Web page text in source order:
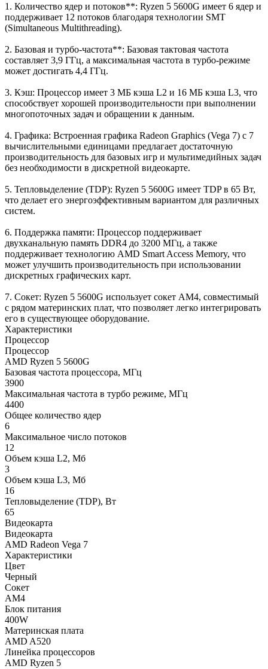
1. Количество ядер и потоков**: Ryzen 5 5600G имеет 6 ядер и
поддерживает 12 потоков благодаря технологии SMT
(Simultaneous Multithreading).
2. Базовая и турбо-частота**: Базовая тактовая частота
составляет 3,9 ГГц, а максимальная частота в турбо-режиме
может достигать 4,4 ГГц.
3. Кэш: Процессор имеет 3 МБ кэша L2 и 16 МБ кэша L3, что
способствует хорошей производительности при выполнении
многопоточных задач и обращении к данным.
4. Графика: Встроенная графика Radeon Graphics (Vega 7) с 7
вычислительными единицами предлагает достаточную
производительность для базовых игр и мультимедийных задач
без необходимости в дискретной видеокарте.
5. Тепловыделение (TDP): Ryzen 5 5600G имеет TDP в 65 Вт,
что делает его энергоэффективным вариантом для различных
систем.
6. Поддержка памяти: Процессор поддерживает
двухканальную память DDR4 до 3200 МГц, а также
поддерживает технологию AMD Smart Access Memory, что
может улучшить производительность при использовании
дискретных графических карт.
7. Сокет: Ryzen 5 5600G использует сокет AM4, совместимый
с рядом материнских плат, что позволяет легко интегрировать
его в существующее оборудование.
Характеристики
Процессор
Процессор
AMD Ryzen 5 5600G
Базовая частота процессора, МГц
3900
Максимальная частота в турбо режиме, МГц
4400
Общее количество ядер
6
Максимальное число потоков
12
Объем кэша L2, Мб
3
Объем кэша L3, Мб
16
Тепловыделение (TDP), Вт
65
Видеокарта
Видеокарта
AMD Radeon Vega 7
Характеристики
Цвет
Черный
Сокет
AM4
Блок питания
400W
Материнская плата
AMD A520
Линейка процессоров
AMD Ryzen 5